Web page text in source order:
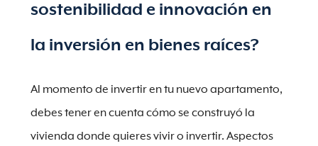
sostenibilidad e innovación en
la inversión en bienes raíces?
Al momento de invertir en tu nuevo apartamento,
debes tener en cuenta cómo se construyó la
vivienda donde quieres vivir o invertir. Aspectos